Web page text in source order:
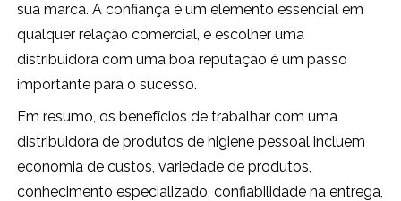
sua marca. A confiança é um elemento essencial em
qualquer relação comercial, e escolher uma
distribuidora com uma boa reputação é um passo
importante para o sucesso.
Em resumo, os benefícios de trabalhar com uma
distribuidora de produtos de higiene pessoal incluem
economia de custos, variedade de produtos,
conhecimento especializado, confiabilidade na entrega,